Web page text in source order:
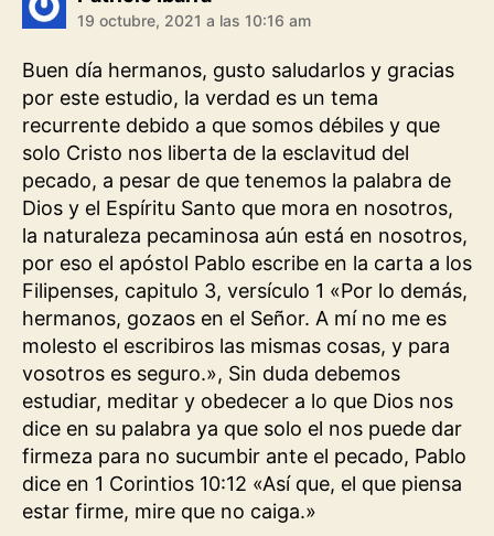
19 octubre, 2021 a las 10:16 am
Buen día hermanos, gusto saludarlos y gracias
por este estudio, la verdad es un tema
recurrente debido a que somos débiles y que
solo Cristo nos liberta de la esclavitud del
pecado, a pesar de que tenemos la palabra de
Dios y el Espíritu Santo que mora en nosotros,
la naturaleza pecaminosa aún está en nosotros,
por eso el apóstol Pablo escribe en la carta a los
Filipenses, capitulo 3, versículo 1 «Por lo demás,
hermanos, gozaos en el Señor. A mí no me es
molesto el escribiros las mismas cosas, y para
vosotros es seguro.», Sin duda debemos
estudiar, meditar y obedecer a lo que Dios nos
dice en su palabra ya que solo el nos puede dar
firmeza para no sucumbir ante el pecado, Pablo
dice en 1 Corintios 10:12 «Así que, el que piensa
estar firme, mire que no caiga.»